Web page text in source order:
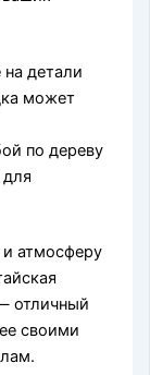
детали
может
по дереву
и атмосферу
отличный
своими